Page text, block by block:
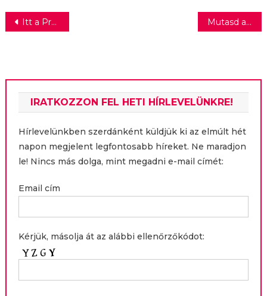
Bejegyzés
Itt a Premier League csúcsrangadója, a Liverpool–Manchester City! – FRISSÍTÉS Mutasd a hangod: Király Linda mindenkit elvarázsolt
IRATKOZZON FEL HETI HÍRLEVELÜNKRE!
Hírlevelünkben szerdánként küldjük ki az elmúlt hét
napon megjelent legfontosabb híreket. Ne maradjon
le! Nincs más dolga, mint megadni e-mail címét:
Email cím
Kérjük, másolja át az alábbi ellenőrzőkódot: